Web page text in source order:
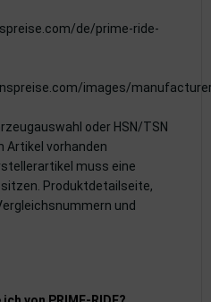
de/prime-ride-
images/
oder HSN/TSN
Artikel vorhanden
muss eine
Produktdetailseite,
und